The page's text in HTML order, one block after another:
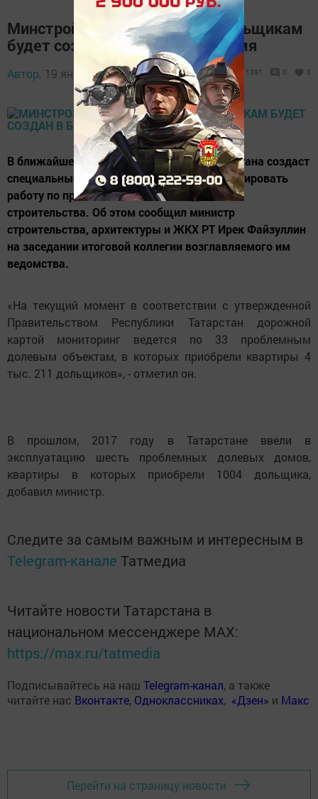
Минстрой РТ: Фонд помощи дольщикам
будет создан в ближайшее время
Автор, 19 января 2018 - 13:33 1391 0 0
В ближайшее время Правительство Татарстана создаст
специальный фонд, который будет координировать
работу по проблемным объектам долевого
строительства. Об этом сообщил министр
строительства, архитектуры и ЖКХ РТ Ирек Файзуллин
на заседании итоговой коллегии возглавляемого им
ведомства.
«На текущий момент в соответствии с утвержденной
Правительством Республики Татарстан дорожной
картой мониторинг ведется по 33 проблемным
долевым объектам, в которых приобрели квартиры 4
тыс. 211 дольщиков», - отметил он.
В прошлом, 2017 году в Татарстане ввели в
эксплуатацию шесть проблемных долевых домов,
квартиры в которых приобрели 1004 дольщика,
добавил министр.
Следите за самым важным и интересным в
Telegram-канале Татмедиа
Читайте новости Татарстана в
национальном мессенджере MАХ:
https://max.ru/tatmedia
Подписывайтесь на наш Telegram-канал, а также
читайте нас Вконтакте, Одноклассниках, «Дзен» и Макс
Перейти на страницу новости